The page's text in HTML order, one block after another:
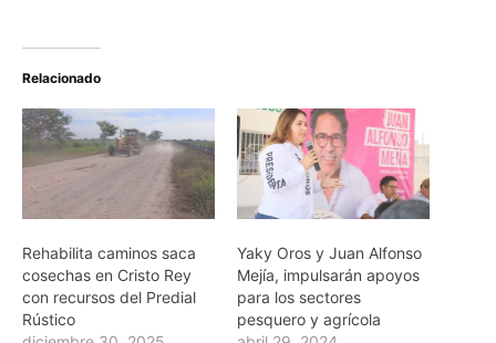
Relacionado
Rehabilita caminos saca
cosechas en Cristo Rey
con recursos del Predial
Rústico
Yaky Oros y Juan Alfonso
Mejía, impulsarán apoyos
para los sectores
pesquero y agrícola